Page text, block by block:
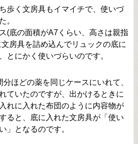
歩く文房具もイマイチで、使いづ
。
(底の面積がA7くらい、高さは親指
房具を詰め込んでリュックの底に
とにかく使いづらいのです。
ほどの薬を同じケースにいれて、
ていたのですが、出かけるときに
れに入れた布団のように内容物が
ると、底に入れた文房具が「使い
」となるのです。